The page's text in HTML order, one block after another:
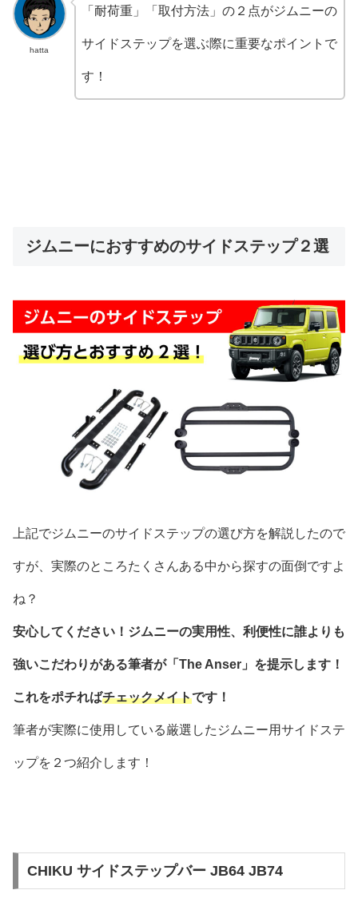
hatta
「耐荷重」「取付方法」の２点がジムニーの
サイドステップを選ぶ際に重要なポイントで
す！
ジムニーにおすすめのサイドステップ２選
上記でジムニーのサイドステップの選び方を解説したので
すが、実際のところたくさんある中から探すの面倒ですよ
ね？
安心してください！ジムニーの実用性、利便性に誰よりも
強いこだわりがある筆者が「The Anser」を提示します！
これをポチればチェックメイトです！
筆者が実際に使用している厳選したジムニー用サイドステ
ップを２つ紹介します！
CHIKU サイドステップバー JB64 JB74